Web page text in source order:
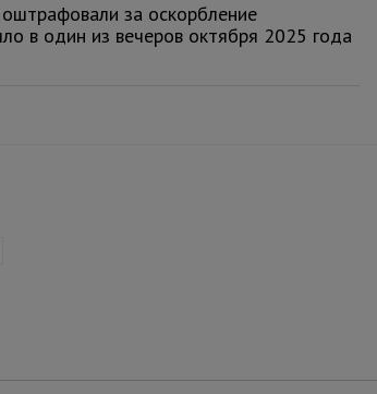
за оскорбление
в один из вечеров октября 2025 года